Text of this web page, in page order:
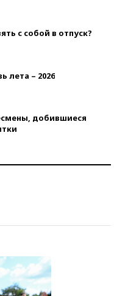
с собой в отпуск?
лета – 2026
добившиеся